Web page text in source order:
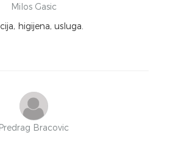
Milos Gasic
higijena, usluga.
Predrag Bracovic